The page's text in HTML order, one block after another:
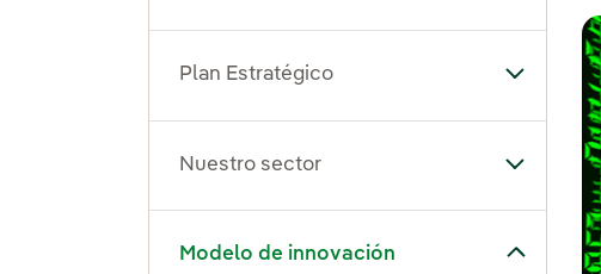
Plan Estratégico Alternar
Nuestro sector Alternar
Modelo de innovación
Alternar el submenú para Modelo de innovación